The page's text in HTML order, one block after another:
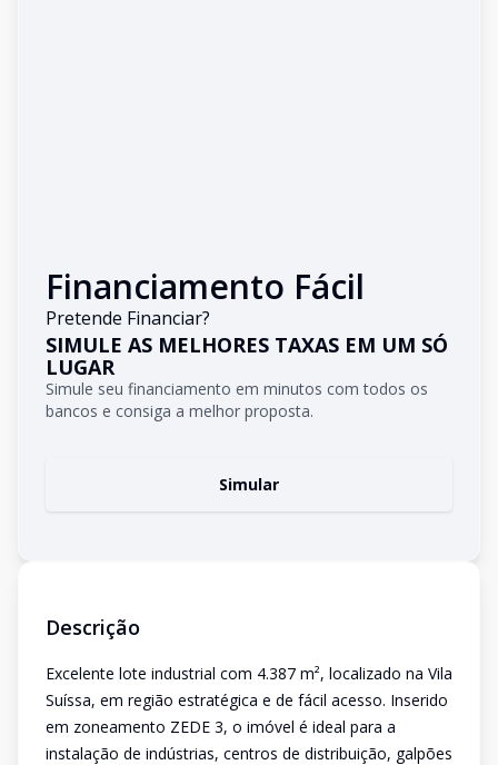
Financiamento Fácil
Pretende Financiar?
SIMULE AS MELHORES TAXAS EM UM SÓ
LUGAR
Simule seu financiamento em minutos com todos os
bancos e consiga a melhor proposta.
Simular
Descrição
Excelente lote industrial com 4.387 m², localizado na Vila
Suíssa, em região estratégica e de fácil acesso. Inserido
em zoneamento ZEDE 3, o imóvel é ideal para a
instalação de indústrias, centros de distribuição, galpões